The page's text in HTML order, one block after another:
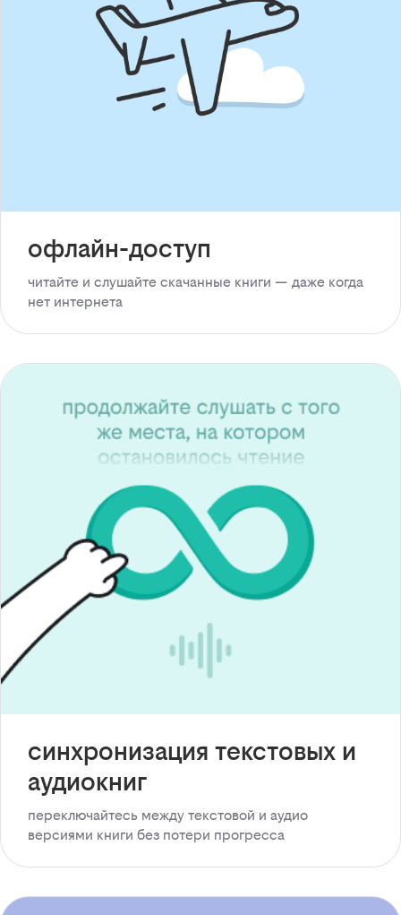
офлайн-доступ
читайте и слушайте скачанные книги — даже когда
нет интернета
синхронизация текстовых и
аудиокниг
переключайтесь между текстовой и аудио
версиями книги без потери прогресса